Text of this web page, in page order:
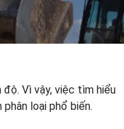
Vì vậy, việc tìm hiểu
loại phổ biến.